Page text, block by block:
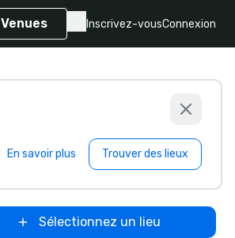
Venues Inscrivez-vousConnexion
En savoir plus Trouver des lieux
Sélectionnez un lieu